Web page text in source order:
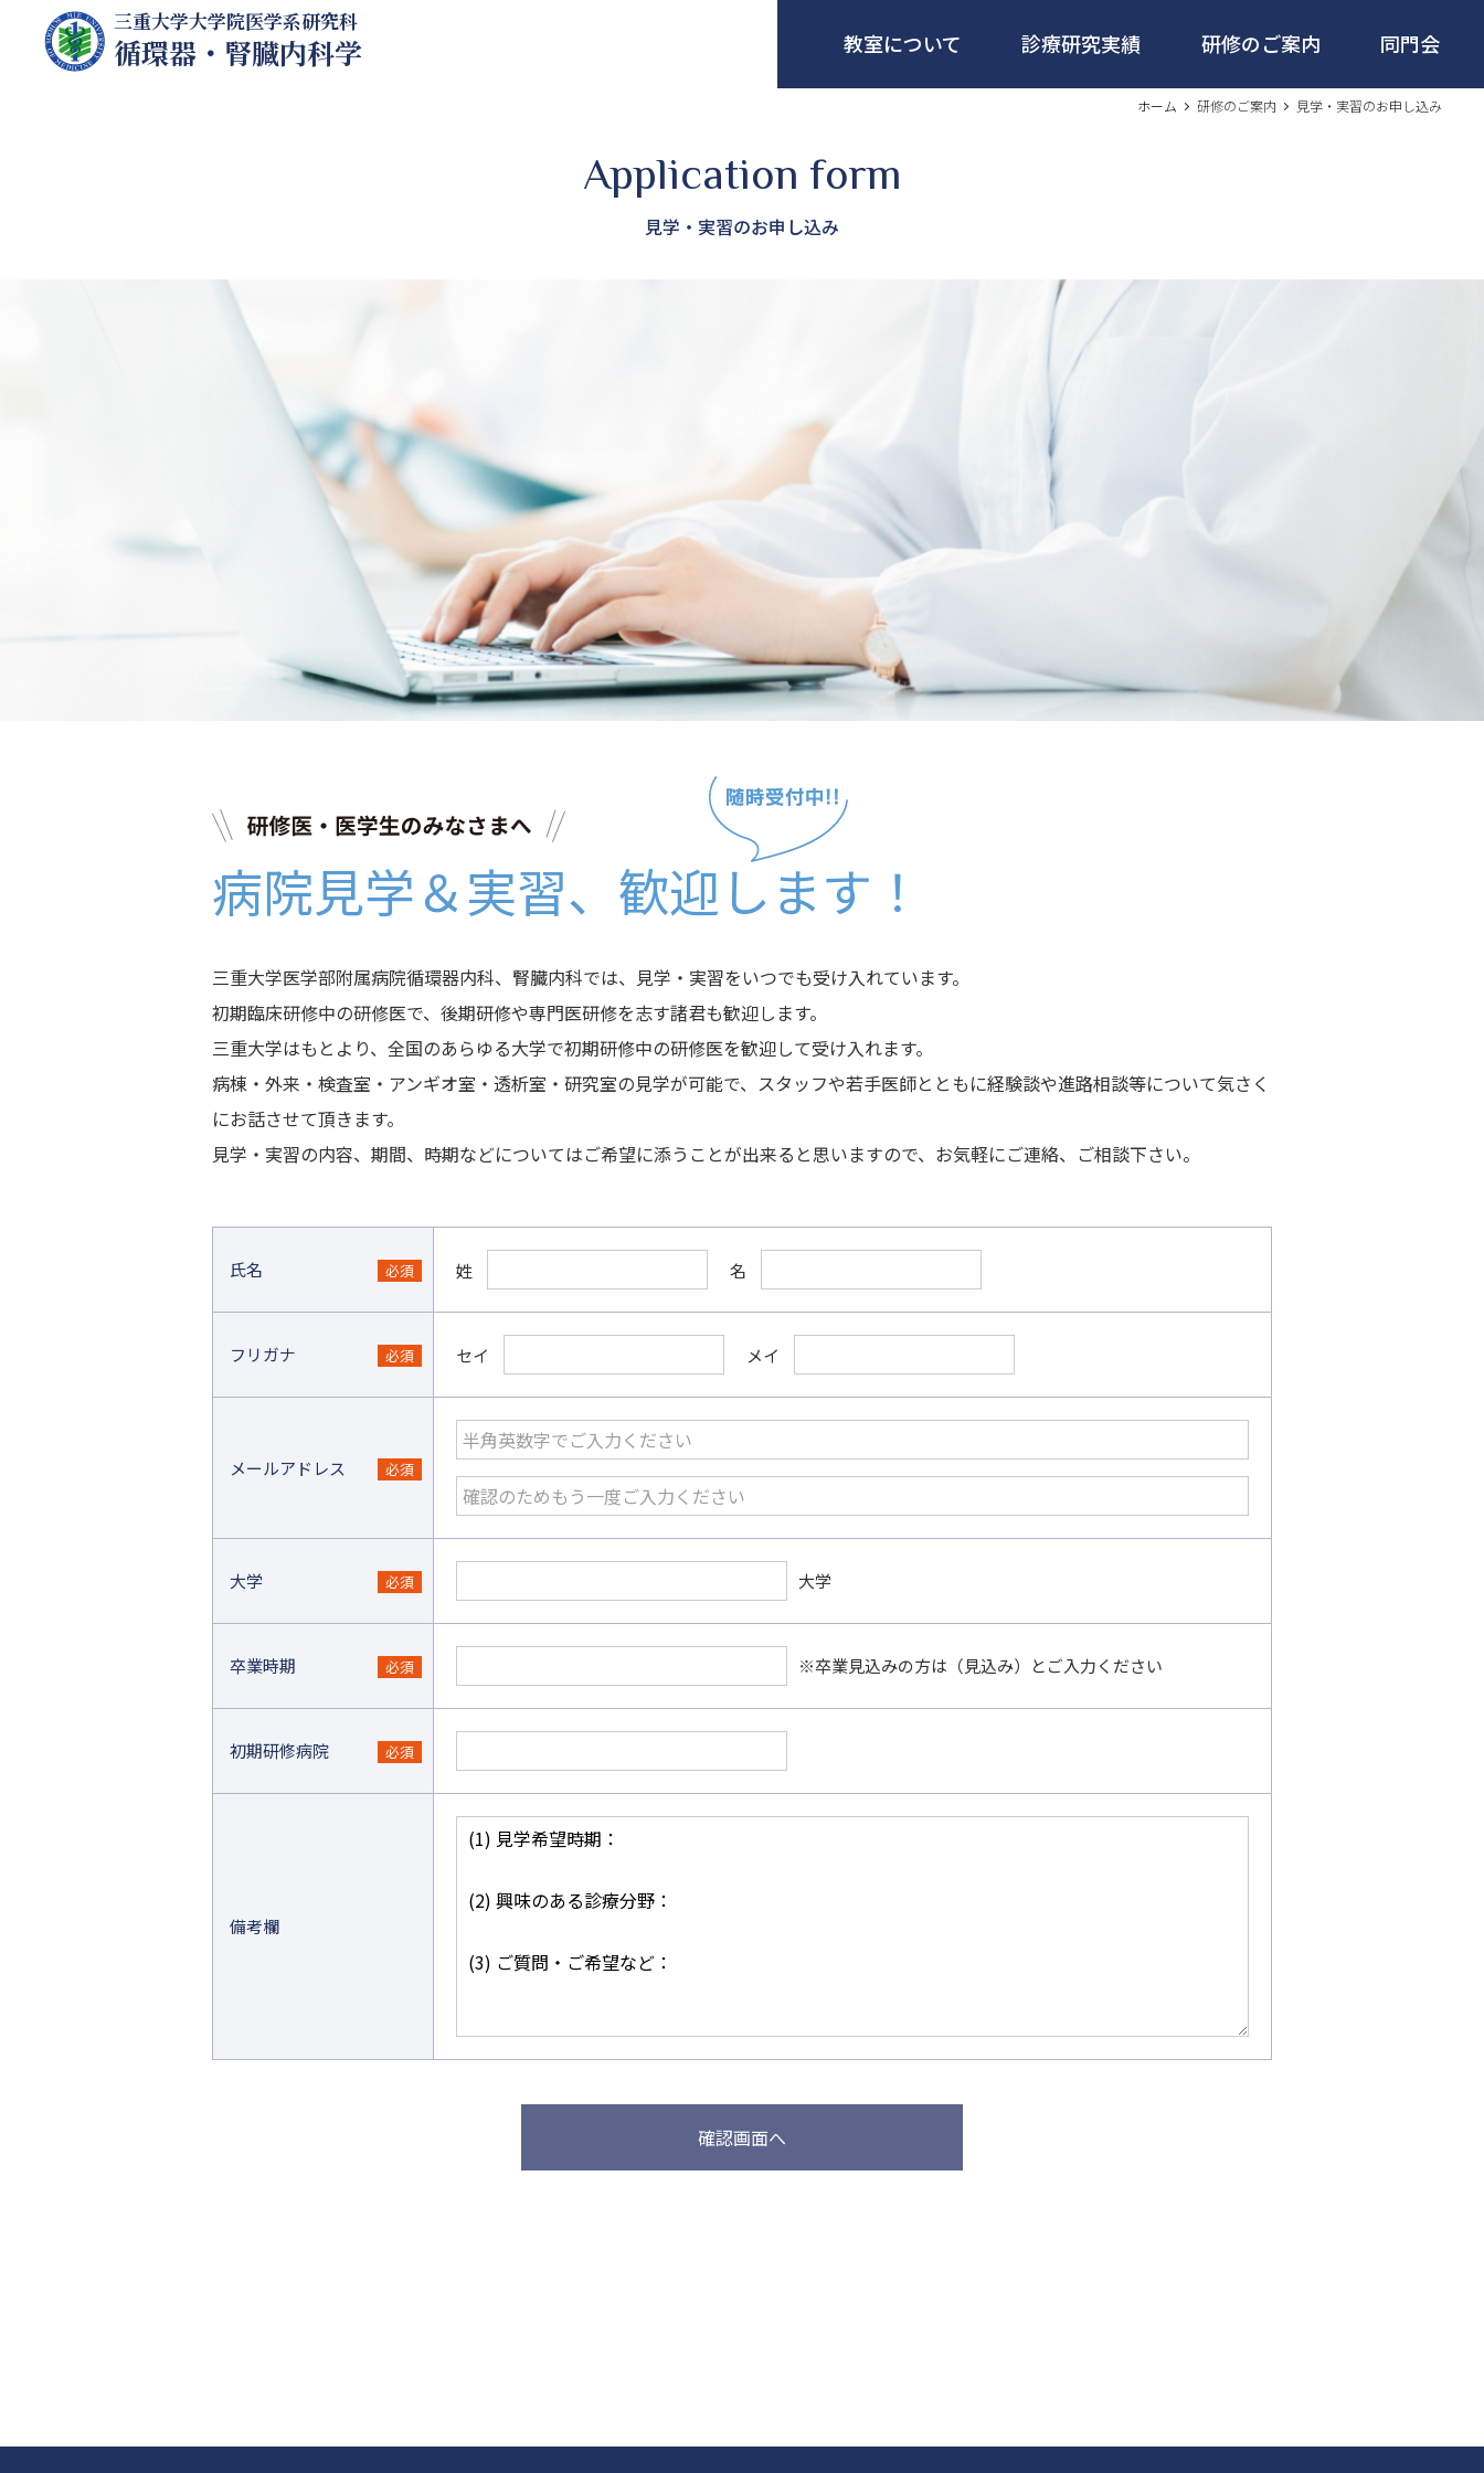
三重大学大学院医学系研究科
循環器・腎臓内科学 教室について 診療研究実績 研修のご案内 同門会
ホーム 研修のご案内 見学・実習のお申し込み
Application form
見学・実習のお申し込み
研修医・医学生のみなさまへ
病院見学＆実習、 歓迎します！
三重大学医学部附属病院循環器内科、腎臓内科では、見学・実習をいつでも受け入れています。
初期臨床研修中の研修医で、後期研修や専門医研修を志す諸君も歓迎します。
三重大学はもとより、全国のあらゆる大学で初期研修中の研修医を歓迎して受け入れます。
病棟・外来・検査室・アンギオ室・透析室・研究室の見学が可能で、スタッフや若手医師とともに経験談や進路相談等について気さく
にお話させて頂きます。
見学・実習の内容、期間、時期などについてはご希望に添うことが出来ると思いますので、お気軽にご連絡、ご相談下さい。
氏名 姓 名
フリガナ セイ メイ
メールアドレス
大学 大学
卒業時期 ※卒業見込みの方は（見込み）とご入力ください
初期研修病院
備考欄